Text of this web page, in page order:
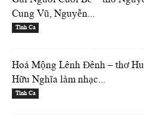
Cung Vũ, Nguyễn...
Tình Ca
Hoá Mộng Lênh Đênh – thơ
Hữu Nghĩa làm nhạc...
Tình Ca